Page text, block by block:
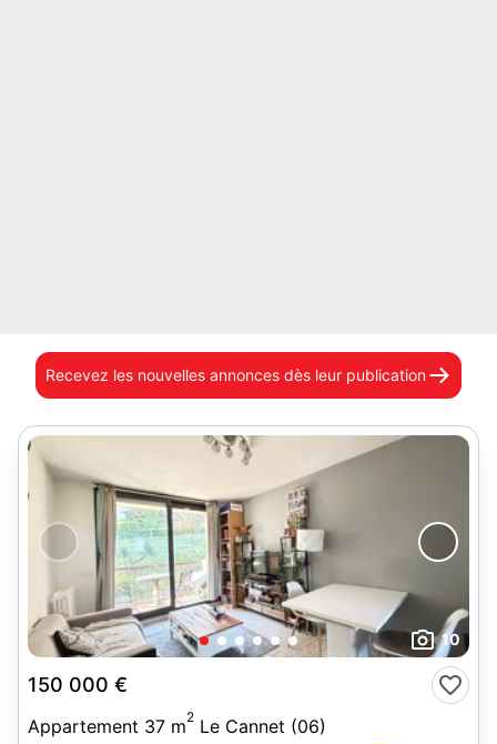
Recevez les nouvelles annonces dès leur publication
10
150 000 €
Appartement 37 m2 Le Cannet (06)